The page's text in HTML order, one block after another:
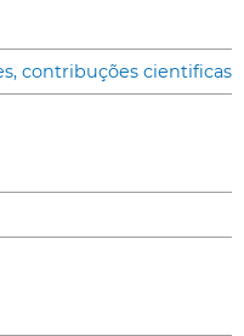
contribuções cientificas